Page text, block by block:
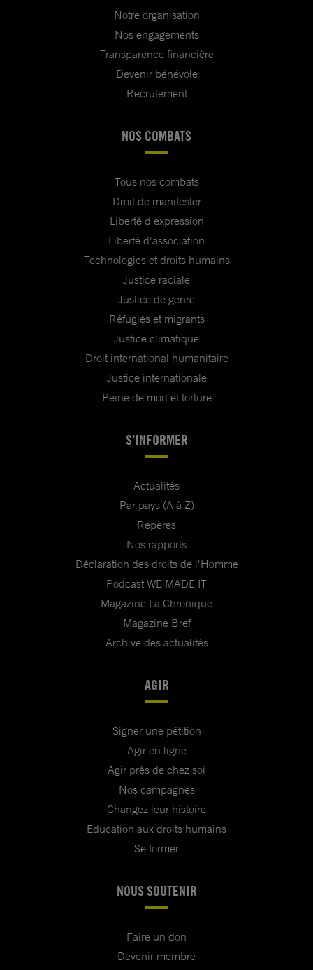
Notre organisation
Nos engagements
Transparence financière
Devenir bénévole
Recrutement
NOS COMBATS
Tous nos combats
Droit de manifester
Liberté d'expression
Liberté d'association
Technologies et droits humains
Justice raciale
Justice de genre
Réfugiés et migrants
Justice climatique
Droit international humanitaire
Justice internationale
Peine de mort et torture
S'INFORMER
Actualités
Par pays (A à Z)
Repères
Nos rapports
Déclaration des droits de l'Homme
Podcast WE MADE IT
Magazine La Chronique
Magazine Bref
Archive des actualités
AGIR
Signer une pétition
Agir en ligne
Agir près de chez soi
Nos campagnes
Changez leur histoire
Education aux droits humains
Se former
NOUS SOUTENIR
Faire un don
Devenir membre